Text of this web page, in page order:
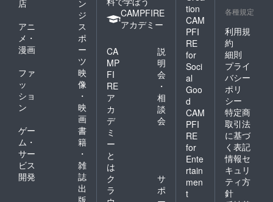
店
ン
ジ
アニ
メ・
漫画
ス
ポ
ー
ツ
ファ
ッ
ショ
ン
映
像
・
映
画
ゲー
ム・
サー
ビス
開発
書
籍
・
雑
誌
出
CAMPFIRE
アカデミー
CA
MP
FI
RE
ア
カ
デ
ミ
ー
と
は
説
明
会
・
相
談
会
ク
ラ
サ
ポ
tion
CAM
PFI
RE
for
Soci
al
Goo
d
CAM
PFI
RE
for
Ente
rtain
men
t
各種規定
利用規
約
細則
プライ
バシー
ポリ
シー
特定商
取引法
に基づ
く表記
情報セ
キュリ
ティ方
針